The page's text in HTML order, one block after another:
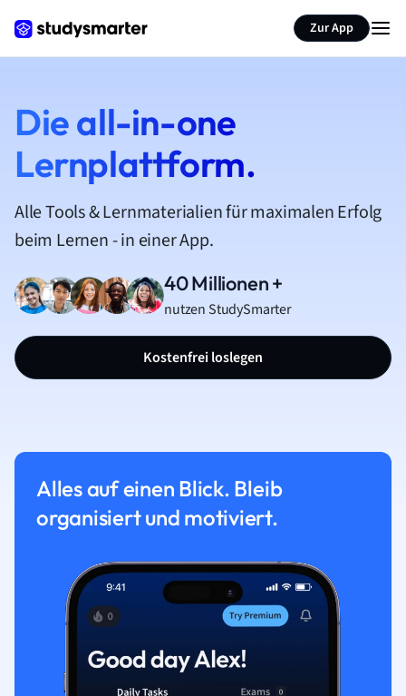
Zur App
Die all-in-one
Lernplattform.
Alle Tools & Lernmaterialien für maximalen Erfolg
beim Lernen - in einer App.
40 Millionen +
nutzen StudySmarter
Kostenfrei loslegen
Alles auf einen Blick. Bleib
organisiert und motiviert.